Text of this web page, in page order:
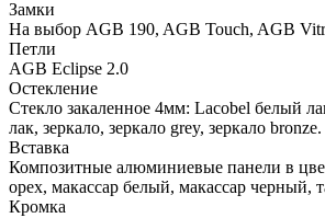
Замки
На выбор AGB 190, AGB Touch, AGB
Петли
AGB Eclipse 2.0
Остекление
Стекло закаленное 4мм: Lacobel белый
лак, зеркало, зеркало grey, зеркало bronze.
Вставка
Композитные алюминиевые панели в
орех, макассар белый, макассар черный,
Кромка